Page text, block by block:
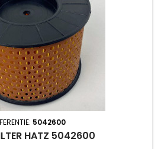
5042600
HATZ 5042600